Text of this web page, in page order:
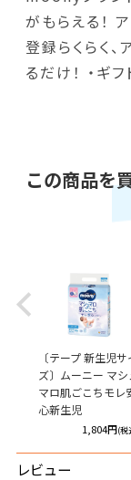
がもらえる！
登録らくらく
るだけ！ ・ギ
この商品を
Previous
〔テープ 新生児サ
ズ〕ムーニー マシ
マロ肌ごこちモレ
心新生児
1,804円(税
レビュー